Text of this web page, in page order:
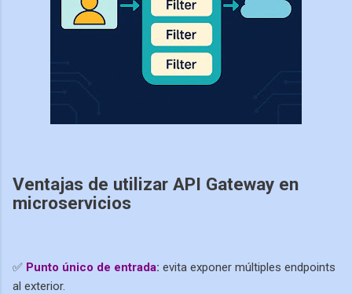
Ventajas de utilizar API Gateway en
microservicios
✅ Punto único de entrada: evita exponer múltiples endpoints
al exterior.